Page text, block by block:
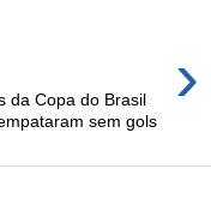
›
da Copa do Brasil
sem gols